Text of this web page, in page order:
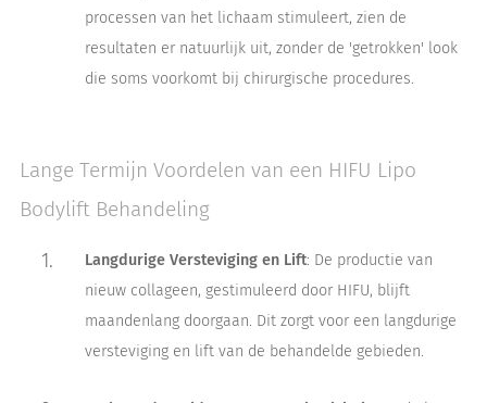
processen van het lichaam stimuleert, zien de
resultaten er natuurlijk uit, zonder de 'getrokken' look
die soms voorkomt bij chirurgische procedures.
Lange Termijn Voordelen van een HIFU Lipo
Bodylift Behandeling
Langdurige Versteviging en Lift: De productie van
nieuw collageen, gestimuleerd door HIFU, blijft
maandenlang doorgaan. Dit zorgt voor een langdurige
versteviging en lift van de behandelde gebieden.